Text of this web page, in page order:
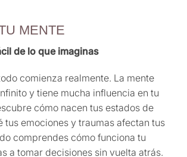
MENTE
de lo que imaginas
comienza realmente. La mente
y tiene mucha influencia en tu
cómo nacen tus estados de
tus emociones y traumas afectan tus
comprendes cómo funciona tu
a tomar decisiones sin vuelta atrás.